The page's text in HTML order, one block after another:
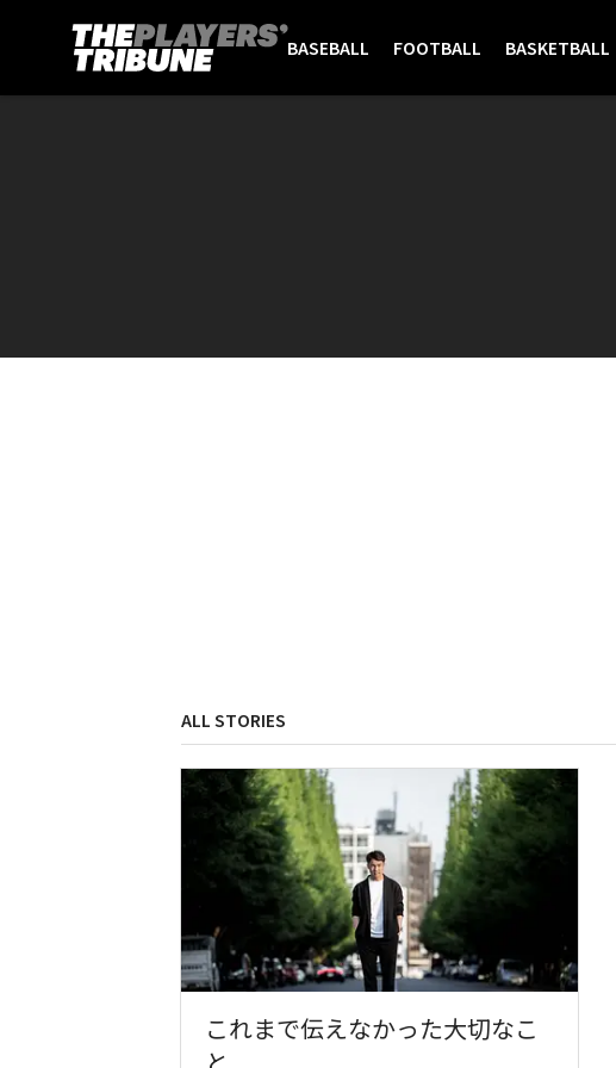
BASEBALL FOOTBALL BASKETBALL
ALL STORIES
これまで伝えなかった大切なこ